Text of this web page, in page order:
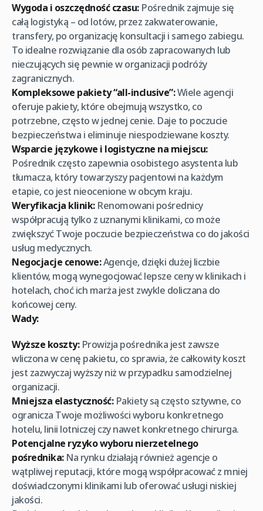
Wygoda i oszczędność czasu:Pośrednik zajmuje się
całą logistyką – od lotów, przez zakwaterowanie,
transfery, po organizację konsultacji i samego zabiegu.
To idealne rozwiązanie dla osób zapracowanych lub
nieczujących się pewnie w organizacji podróży
zagranicznych.
Kompleksowe pakiety “all-inclusive”:Wiele agencji
oferuje pakiety, które obejmują wszystko, co
potrzebne, często w jednej cenie. Daje to poczucie
bezpieczeństwa i eliminuje niespodziewane koszty.
Wsparcie językowe i logistyczne na miejscu:
Pośrednik często zapewnia osobistego asystenta lub
tłumacza, który towarzyszy pacjentowi na każdym
etapie, co jest nieocenione w obcym kraju.
Weryfikacja klinik:Renomowani pośrednicy
współpracują tylko z uznanymi klinikami, co może
zwiększyć Twoje poczucie bezpieczeństwa co do jakości
usług medycznych.
Negocjacje cenowe:Agencje, dzięki dużej liczbie
klientów, mogą wynegocjować lepsze ceny w klinikach i
hotelach, choć ich marża jest zwykle doliczana do
końcowej ceny.
Wady:
Wyższe koszty:Prowizja pośrednika jest zawsze
wliczona w cenę pakietu, co sprawia, że całkowity koszt
jest zazwyczaj wyższy niż w przypadku samodzielnej
organizacji.
Mniejsza elastyczność:Pakiety są często sztywne, co
ogranicza Twoje możliwości wyboru konkretnego
hotelu, linii lotniczej czy nawet konkretnego chirurga.
Potencjalne ryzyko wyboru nierzetelnego
pośrednika:Na rynku działają również agencje o
wątpliwej reputacji, które mogą współpracować z mniej
doświadczonymi klinikami lub oferować usługi niskiej
jakości.